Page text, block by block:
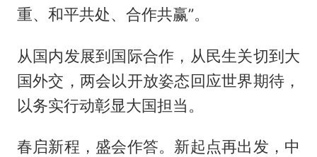
重、和平共处、合作共赢”。
从国内发展到国际合作，从民生关切到大
国外交，两会以开放姿态回应世界期待，
以务实行动彰显大国担当。
春启新程，盛会作答。新起点再出发，中